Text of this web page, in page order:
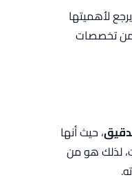
لأهميتها
تخصصات
، حيث أنها
لذلك هو من